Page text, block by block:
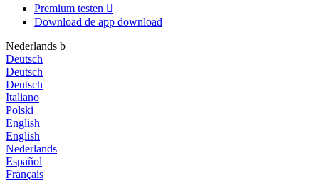
Premium testen 
Download de app download
Nederlands b
Deutsch
Deutsch
Deutsch
Italiano
Polski
English
English
Nederlands
Español
Français